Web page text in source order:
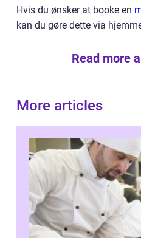
Hvis du ønsker at booke en
kan du gøre dette via
Read more
More articles